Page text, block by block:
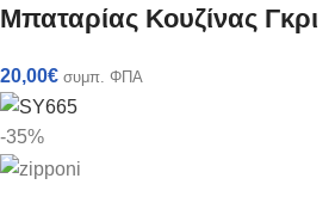
Μπαταρίας Κουζίνας Γκρι
20,00€ συμπ. ΦΠΑ
-35%